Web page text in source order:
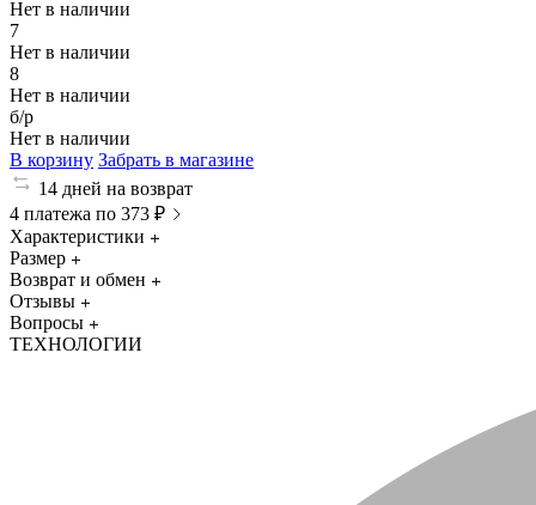
Нет в наличии
7
Нет в наличии
8
Нет в наличии
б/р
Нет в наличии
В корзину Забрать в магазине
14 дней на возврат
4 платежа по 373 ₽
Характеристики
Размер
Возврат и обмен
Отзывы
Вопросы
ТЕХНОЛОГИИ